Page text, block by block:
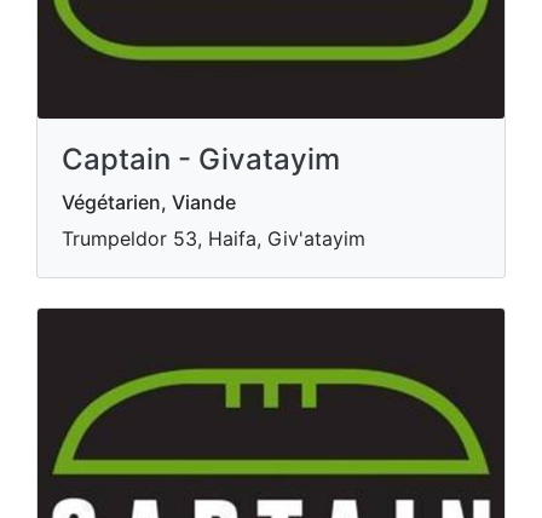
Captain - Givatayim
Végétarien, Viande
Trumpeldor 53, Haifa, Giv'atayim